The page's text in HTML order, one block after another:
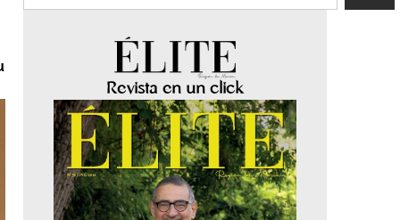
Revista en un click